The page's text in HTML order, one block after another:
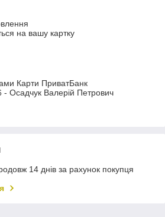
на вашу картку
Карти ПриватБанк
Осадчук Валерій Петрович
14 днів за рахунок покупця